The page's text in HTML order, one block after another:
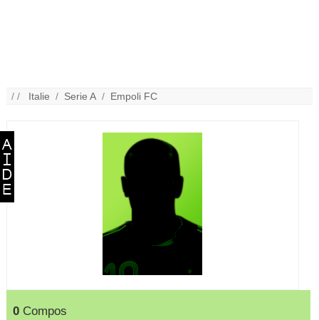
/ / Italie / Serie A / Empoli FC
0 Compos